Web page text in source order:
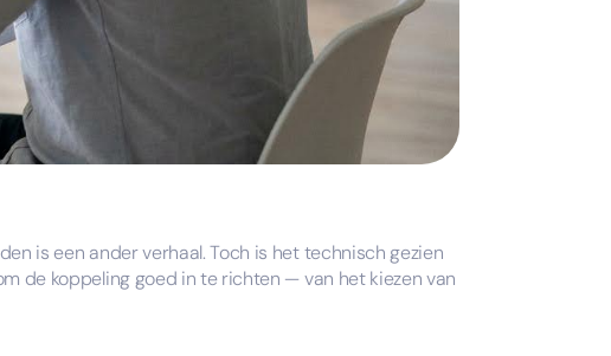
is een ander verhaal. Toch is het technisch gezien
de koppeling goed in te richten — van het kiezen van